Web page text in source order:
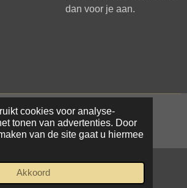
cookies voor analyse-
tonen van advertenties. Door
van de site gaat u hiermee
Akkoord
dan voor je aan.
Makke